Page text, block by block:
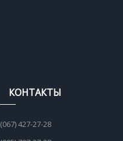
КОНТАКТЫ
(067) 427-27-28